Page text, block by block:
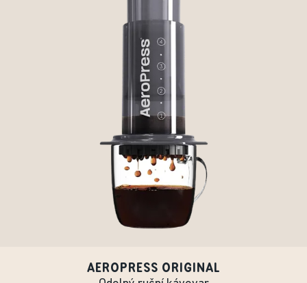
AEROPRESS ORIGINAL